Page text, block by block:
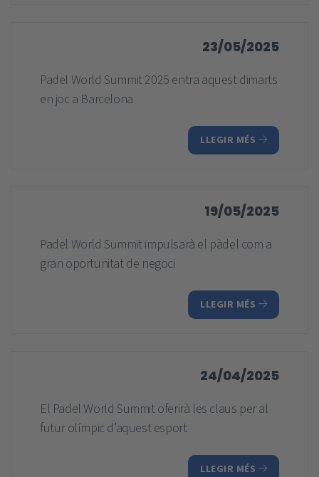
23/05/2025
Padel World Summit 2025 entra aquest dimarts
en joc a Barcelona
LLEGIR MÉS
19/05/2025
Padel World Summit impulsarà el pàdel com a
gran oportunitat de negoci
LLEGIR MÉS
24/04/2025
El Padel World Summit oferirà les claus per al
futur olímpic d’aquest esport
LLEGIR MÉS